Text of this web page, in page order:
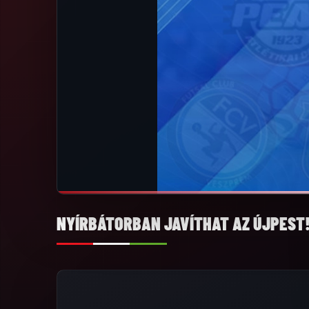
NYÍRBÁTORBAN JAVÍTHAT AZ